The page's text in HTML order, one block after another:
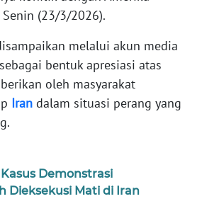
(23/3/2026).
melalui akun media
bentuk apresiasi atas
oleh masyarakat
Iran dalam situasi perang yang
Demonstrasi
Dieksekusi Mati di Iran